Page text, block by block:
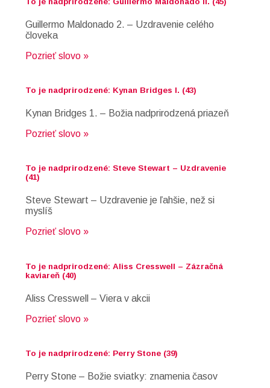
Guillermo Maldonado 2. – Uzdravenie celého
človeka
Pozrieť slovo »
To je nadprirodzené: Kynan Bridges I. (43)
Kynan Bridges 1. – Božia nadprirodzená priazeň
Pozrieť slovo »
To je nadprirodzené: Steve Stewart – Uzdravenie
(41)
Steve Stewart – Uzdravenie je ľahšie, než si
myslíš
Pozrieť slovo »
To je nadprirodzené: Aliss Cresswell – Zázračná
kaviareň (40)
Aliss Cresswell – Viera v akcii
Pozrieť slovo »
To je nadprirodzené: Perry Stone (39)
Perry Stone – Božie sviatky: znamenia časov